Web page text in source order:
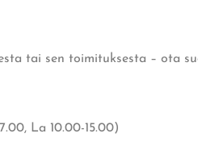
tai sen toimituksesta – ota
La 10.00-15.00)